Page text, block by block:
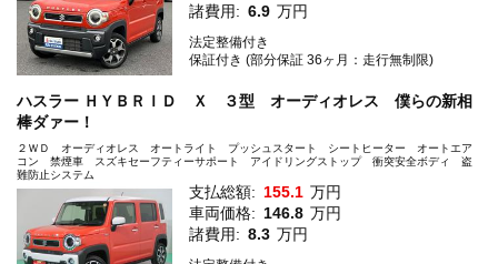
諸費用: 6.9 万円
法定整備付き
保証付き (部分保証 36ヶ月：走行無制限)
ハスラー ＨＹＢＲＩＤ Ｘ ３型 オーディオレス 僕らの新相
棒ダァー！
２ＷＤ オーディオレス オートライト プッシュスタート シートヒーター オートエア
コン 禁煙車 スズキセーフティーサポート アイドリングストップ 衝突安全ボディ 盗
難防止システム
支払総額: 155.1 万円
車両価格: 146.8 万円
諸費用: 8.3 万円